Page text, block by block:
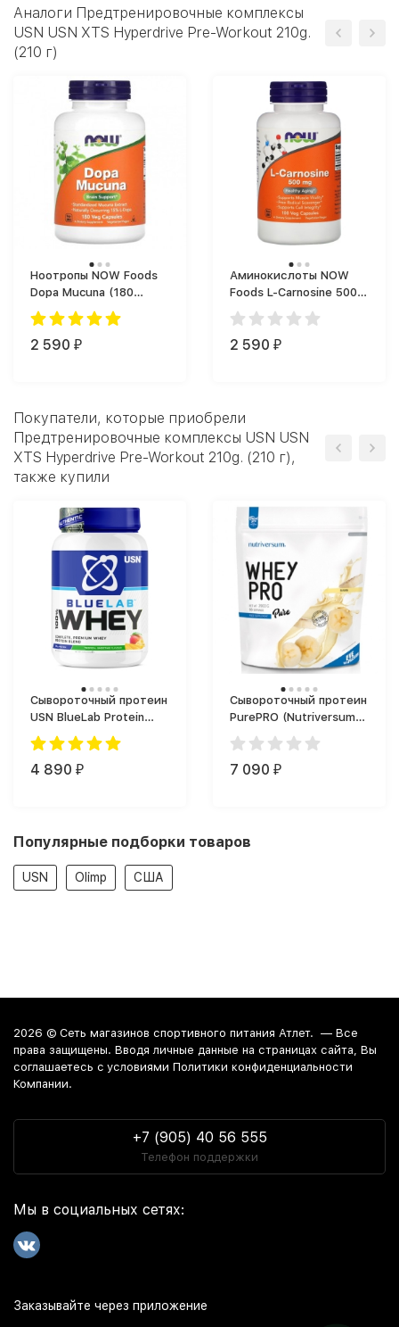
Аналоги Предтренировочные комплексы
USN USN XTS Hyperdrive Pre-Workout 210g.
(210 г)
Ноотропы NOW Foods
Dopa Mucuna (180
капс.)
2 590 ₽
Аминокислоты NOW
Foods L-Carnosine 500
mg (50 капс.)
2 590 ₽
Покупатели, которые приобрели
Предтренировочные комплексы USN USN
XTS Hyperdrive Pre-Workout 210g. (210 г),
также купили
Сывороточный протеин
USN BlueLab Protein
(908 г)
4 890 ₽
Сывороточный протеин
PurePRO (Nutriversum)
Whey Pro
7 090 ₽
Популярные подборки товаров
USN Olimp США
2026 © Сеть магазинов спортивного питания Атлет. — Все
права защищены. Вводя личные данные на страницах сайта, Вы
соглашаетесь c условиями Политики конфиденциальности
Компании.
+7 (905) 40 56 555
Телефон поддержки
Мы в социальных сетях:
Заказывайте через приложение